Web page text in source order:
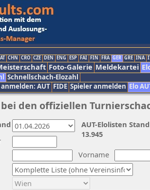
CHN CRO CZE DEN ENG ESP FAI FIN FRA GER GRE INA
Foto-Galerie Meldekartei
Schnellschach-Elozahl
AUT FIDE Spieler anmelden Elo
den offiziellen
Vorname
AUT-Elolisten
13.945